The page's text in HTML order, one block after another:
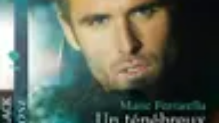
Sport Distribution
Stratégies de distribution Logistique et Chaîne
d'ApprovisionnementStratégies MarketingTendances